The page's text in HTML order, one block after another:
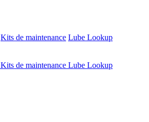
Kits de maintenance Lube Lookup
Kits de maintenance Lube Lookup